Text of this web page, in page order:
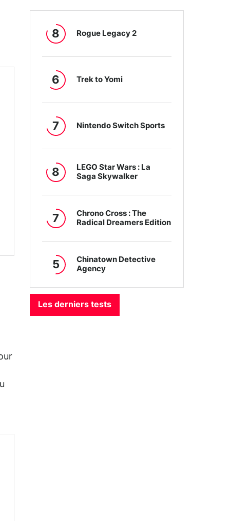
8 Rogue Legacy 2
6 Trek to Yomi
7 Nintendo Switch Sports
8
LEGO Star Wars : La
Saga Skywalker
7
Chrono Cross : The
Radical Dreamers Edition
5
Chinatown Detective
Agency
Les derniers tests